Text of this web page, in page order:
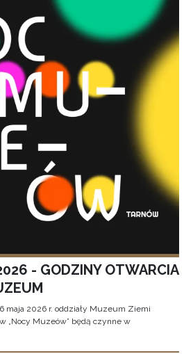
- GODZINY OTWARCIA
maja 2026 r. oddziały Muzeum Ziemi
„Nocy Muzeów” będą czynne w